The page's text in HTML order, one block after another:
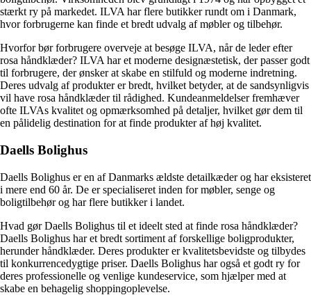
stærkt ry på markedet. ILVA har flere butikker rundt om i Danmark,
hvor forbrugerne kan finde et bredt udvalg af møbler og tilbehør.
Hvorfor bør forbrugere overveje at besøge ILVA, når de leder efter
rosa håndklæder? ILVA har et moderne designæstetisk, der passer godt
til forbrugere, der ønsker at skabe en stilfuld og moderne indretning.
Deres udvalg af produkter er bredt, hvilket betyder, at de sandsynligvis
vil have rosa håndklæder til rådighed. Kundeanmeldelser fremhæver
ofte ILVAs kvalitet og opmærksomhed på detaljer, hvilket gør dem til
en pålidelig destination for at finde produkter af høj kvalitet.
Daells Bolighus
Daells Bolighus er en af Danmarks ældste detailkæder og har eksisteret
i mere end 60 år. De er specialiseret inden for møbler, senge og
boligtilbehør og har flere butikker i landet.
Hvad gør Daells Bolighus til et ideelt sted at finde rosa håndklæder?
Daells Bolighus har et bredt sortiment af forskellige boligprodukter,
herunder håndklæder. Deres produkter er kvalitetsbevidste og tilbydes
til konkurrencedygtige priser. Daells Bolighus har også et godt ry for
deres professionelle og venlige kundeservice, som hjælper med at
skabe en behagelig shoppingoplevelse.